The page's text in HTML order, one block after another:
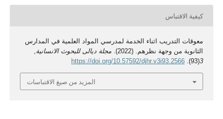
كيفية الاقتباس
معوقات التدريب اثناء الخدمة لمدرسي المواد العلمية في المدارس
الثانوية من وجهة نظرهم. (2022).
مجلة ديالى للبحوث الانسانية,
3
(93).
https://doi.org/10.57592/djhr.v3i93.2566
المزيد من صيغ الاقتباسات